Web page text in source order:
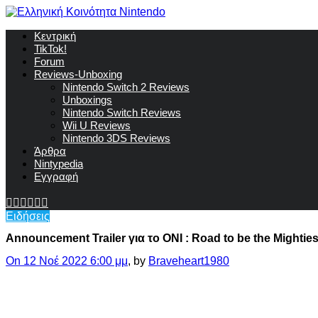
Κεντρική
TikTok!
Forum
Reviews-Unboxing
Nintendo Switch 2 Reviews
Unboxings
Nintendo Switch Reviews
Wii U Reviews
Nintendo 3DS Reviews
Άρθρα
Nintypedia
Εγγραφή
Ειδήσεις
Announcement Trailer για το ONI : Road to be the
On 12 Νοέ 2022 6:00 μμ, by Braveheart1980